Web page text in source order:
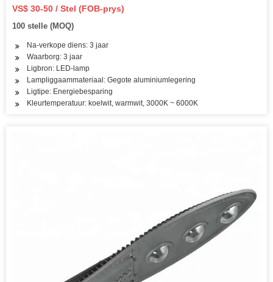
VS$ 30-50 / Stel (FOB-prys)
100 stelle (MOQ)
Na-verkope diens: 3 jaar
Waarborg: 3 jaar
Ligbron: LED-lamp
Lampliggaammateriaal: Gegote aluminiumlegering
Ligtipe: Energiebesparing
Kleurtemperatuur: koelwit, warmwit, 3000K ~ 6000K